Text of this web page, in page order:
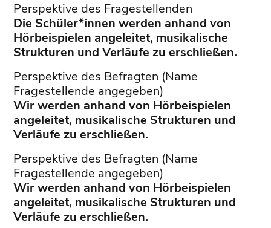
Perspektive des Fragestellenden
Die Schüler*innen werden anhand von
Hörbeispielen angeleitet, musikalische
Strukturen und Verläufe zu erschließen.
Perspektive des Befragten (Name
Fragestellende angegeben)
Wir werden anhand von Hörbeispielen
angeleitet, musikalische Strukturen und
Verläufe zu erschließen.
Perspektive des Befragten (Name
Fragestellende angegeben)
Wir werden anhand von Hörbeispielen
angeleitet, musikalische Strukturen und
Verläufe zu erschließen.